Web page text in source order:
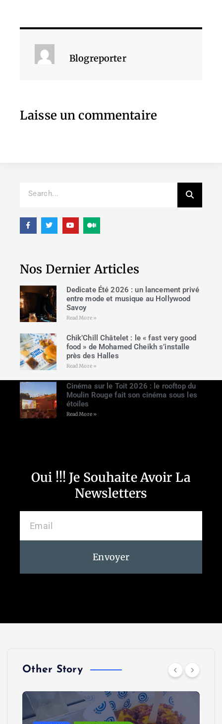
Blogreporter
Laisse un commentaire
Nos Dernier Articles
Dedicate Été 2026 : un lancement privé
entre mode et musique au Hollywood
Savoy
Read More »
Chik’Chill Châtelet : le « fast very good
food » de Mohamed Cheikh s’installe
près des Halles
Read More »
Cinéma sur le Toit 2026 : le rooftop du
Moulin Rouge fait son cinéma sous les
étoiles
Read More »
Oui !!! Je Souhaite Avoir La
Newsletters
Envoyer
Other Story